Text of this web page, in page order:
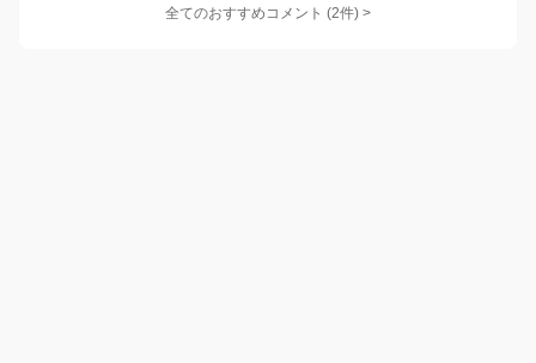
全てのおすすめコメント (2件) >